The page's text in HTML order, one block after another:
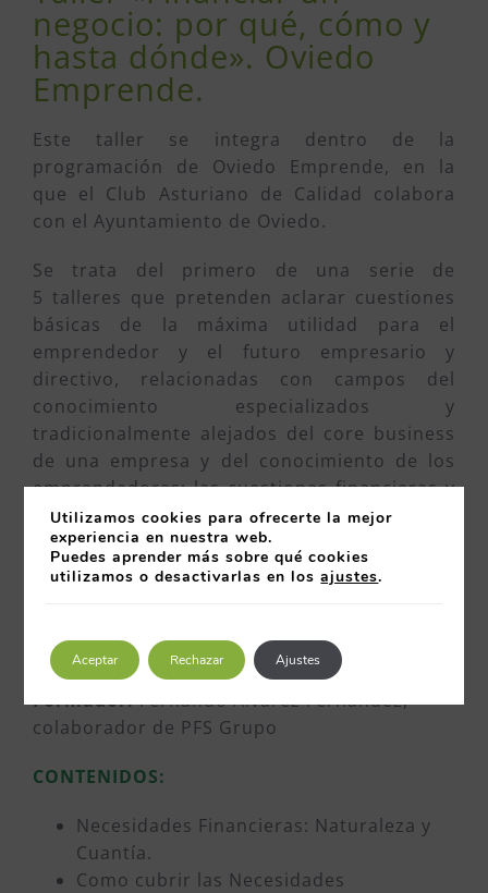
negocio: por qué, cómo y
hasta dónde». Oviedo
Emprende.
Este taller se integra dentro de la
programación de Oviedo Emprende, en la
que el Club Asturiano de Calidad colabora
con el Ayuntamiento de Oviedo.
Se trata del primero de una serie de
5 talleres que pretenden aclarar cuestiones
básicas de la máxima utilidad para el
emprendedor y el futuro empresario y
directivo, relacionadas con campos del
conocimiento especializados y
tradicionalmente alejados del core business
de una empresa y del conocimiento de los
emprendedores: las cuestiones financieras y
legales.
DATOS GENERALES:
jueves, 9 de marzo de 2017
Horario:de 9:00h a 14:00h
Lugar: Talud de la Ería, Oviedo
Formador:Fernando Álvarez Fernández,
colaborador de PFS Grupo
CONTENIDOS:
Necesidades Financieras: Naturaleza y
Cuantía.
Como cubrir las Necesidades
Utilizamos cookies para ofrecerte la mejor
experiencia en nuestra web.
Puedes aprender más sobre qué cookies
utilizamos o desactivarlas en losajustes.
Aceptar Rechazar Ajustes